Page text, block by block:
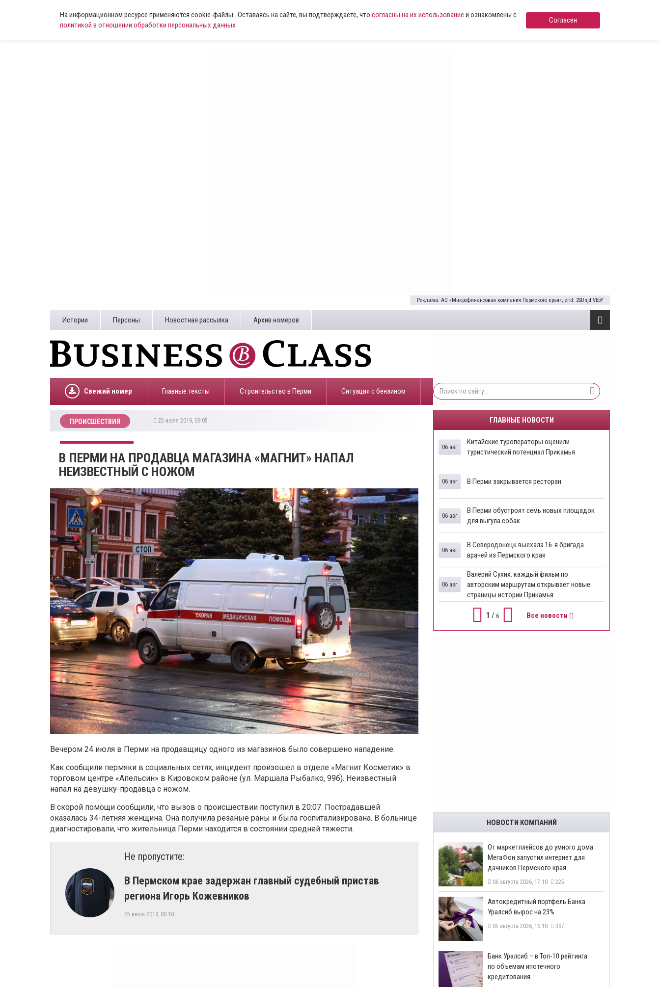
На информационном ресурсе применяются cookie-файлы . Оставаясь на сайте, вы подтверждаете, что согласны на их использование и ознакомлены с
политикой в отношении обработки персональных данных
Согласен
Реклама: АО «Микрофинансовая компания Пермского края», erid: 2SDnjdiVbbY
Истории Персоны Новостная рассылка Архив номеров
Свежий номер Главные тексты Строительство в Перми ​Ситуация с бензином
ПРОИСШЕСТВИЯ 25 июля 2019, 09:05
В ПЕРМИ НА ПРОДАВЦА МАГАЗИНА «​МАГНИТ»​ НАПАЛ
НЕИЗВЕСТНЫЙ С НОЖОМ
Вечером 24 июля в Перми на продавщицу одного из магазинов было совершено нападение.
Как сообщили пермяки в социальных сетях, инцидент произошел в отделе «Магнит Косметик» в
торговом центре «Апельсин» в Кировском районе (ул. Маршала Рыбалко, 99б). Неизвестный
напал на девушку-продавца с ножом.
В скорой помощи сообщили, что вызов о происшествии поступил в 20:07. Пострадавшей
оказалась 34-летняя женщина. Она получила резаные раны и была госпитализирована. В больнице
диагностировали, что жительница Перми находится в состоянии средней тяжести.
Не пропустите:
В Пермском крае задержан главный судебный пристав
региона Игорь Кожевников
25 июля 2019, 00:10
ГЛАВНЫЕ НОВОСТИ
Китайские туроператоры оценили
туристический потенциал Прикамья
06 авг
В Перми закрывается ресторан
06 авг
​В Перми обустроят семь новых площадок
для выгула собак
06 авг
В Северодонецк выехала 16-я бригада
врачей из Пермского края
06 авг
​Валерий Сухих: каждый фильм по
авторским маршрутам открывает новые
страницы истории Прикамья
06 авг
1 / 6 Все новости
НОВОСТИ КОМПАНИЙ
От маркетплейсов до умного дома:
МегаФон запустил интернет для
дачников Пермского края
06 августа 2026, 17:10 225
​Автокредитный портфель Банка
Уралсиб вырос на 23%
05 августа 2026, 16:10 397
​Банк Уралсиб – в Топ-10 рейтинга
по объемам ипотечного
кредитования